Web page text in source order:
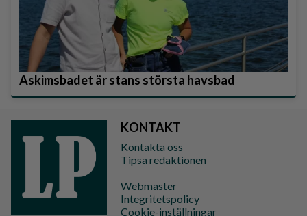
Askimsbadet är stans största havsbad
KONTAKT
Kontakta oss
Tipsa redaktionen
Webmaster
Integritetspolicy
Cookie-inställningar